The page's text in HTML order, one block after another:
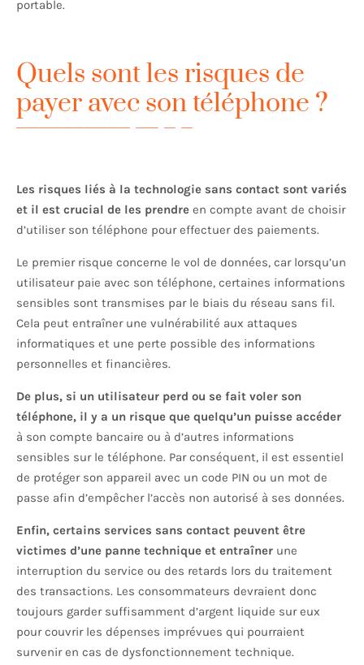
portable.
Quels sont les risques de
payer avec son téléphone ?
Les risques liés à la technologie sans contact sont variés
et il est crucial de les prendre en compte avant de choisir
d’utiliser son téléphone pour effectuer des paiements.
Le premier risque concerne le vol de données, car lorsqu’un
utilisateur paie avec son téléphone, certaines informations
sensibles sont transmises par le biais du réseau sans fil.
Cela peut entraîner une vulnérabilité aux attaques
informatiques et une perte possible des informations
personnelles et financières.
De plus, si un utilisateur perd ou se fait voler son
téléphone, il y a un risque que quelqu’un puisse accéder
à son compte bancaire ou à d’autres informations
sensibles sur le téléphone. Par conséquent, il est essentiel
de protéger son appareil avec un code PIN ou un mot de
passe afin d’empêcher l’accès non autorisé à ses données.
Enfin, certains services sans contact peuvent être
victimes d’une panne technique et entraîner une
interruption du service ou des retards lors du traitement
des transactions. Les consommateurs devraient donc
toujours garder suffisamment d’argent liquide sur eux
pour couvrir les dépenses imprévues qui pourraient
survenir en cas de dysfonctionnement technique.